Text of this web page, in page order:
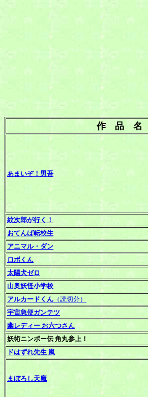
作 品 名
あまいぞ！男吾
紋次郎が行く！
おてんば転校生
アニマル・ダン
ロボくん
太陽犬ゼロ
山奥妖怪小学校
アルカードくん （読切分）
宇宙急便ガンテツ
幽レディー お六つさん
妖術ニンポー伝 角丸参上！
ドはずれ先生 嵐
まぼろし天魔